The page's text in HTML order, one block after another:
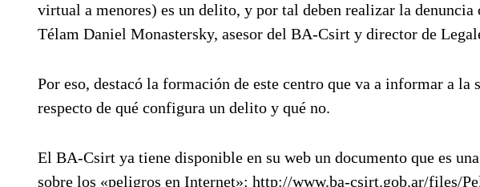
virtual a menores) es un delito, y por tal deben realizar la
Télam Daniel Monastersky, asesor del BA-Csirt y director de
Por eso, destacó la formación de este centro que va a informar a la
respecto de qué configura un delito y qué no.
El BA-Csirt ya tiene disponible en su web un documento que es
sobre los «peligros en Internet»: http://www.ba-csirt.gob.ar/files/